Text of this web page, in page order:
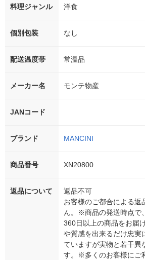
料理ジャンル 洋食
個別包装 なし
配送温度帯 常温品
メーカー名 モンテ物産
JANコード
ブランド MANCINI
商品番号 XN20800
返品について
返品不可
お客様のご都合による返
ん。※商品の発送時点で
360日以上の商品をお届
や質感を出来るだけ忠実
ていますが実物と若干異
す。※多くのお客様にご